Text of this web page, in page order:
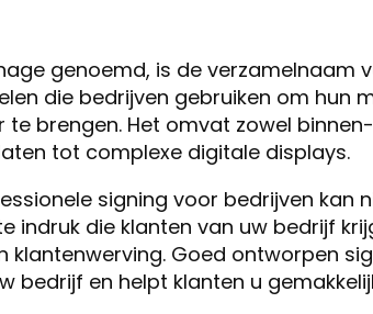
genoemd, is de verzamelnaam
die bedrijven gebruiken om hun
brengen. Het omvat zowel
tot complexe digitale displays.
signing voor bedrijven kan
indruk die klanten van uw bedrijf
klantenwerving. Goed ontworpen
bedrijf en helpt klanten u